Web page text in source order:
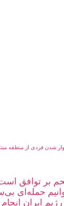
شدن فردی از منطقه
بر توافق
حمله‌ای
رژیم ایران